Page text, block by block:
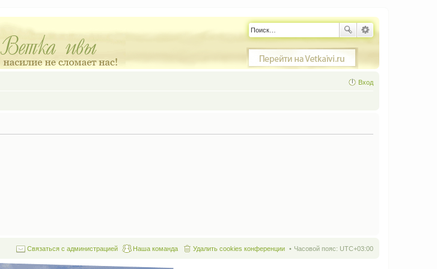
Вход
Часовой пояс: UTC+03:00
Удалить cookies конференции
Наша команда
Связаться с администрацией